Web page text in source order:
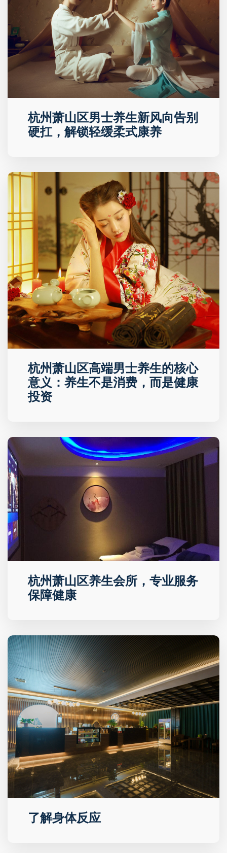
杭州萧山区男士养生新风向告别
硬扛，解锁轻缓柔式康养
杭州萧山区高端男士养生的核心
意义：养生不是消费，而是健康
投资
杭州萧山区养生会所，专业服务
保障健康
了解身体反应